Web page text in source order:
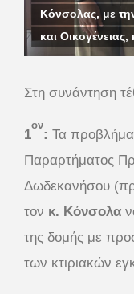
Κόνσολας, με
και
Στη συνάντηση
1
ον
: Τα
Παραρτήματος
Δωδεκανήσου
τον κ. Κόνσολα
της δομής με
των κτιριακών